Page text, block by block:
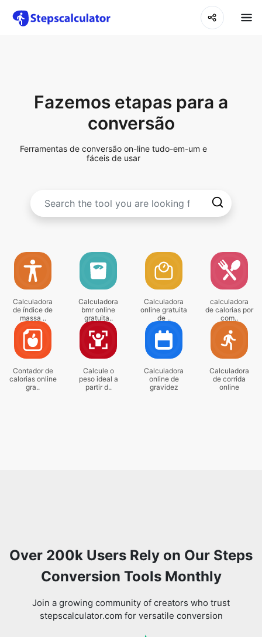
Fazemos etapas para a
conversão
Ferramentas de conversão on-line tudo-em-um e
fáceis de usar
Calculadora
de índice de
massa ..
Calculadora
bmr online
gratuita..
Calculadora
online gratuita
de ..
calculadora
de calorias por
com..
Contador de
calorias online
gra..
Calcule o
peso ideal a
partir d..
Calculadora
online de
gravidez
Calculadora
de corrida
online
Over 200k Users Rely on Our Steps
Conversion Tools Monthly
Join a growing community of creators who trust
stepscalculator.com for versatile conversion